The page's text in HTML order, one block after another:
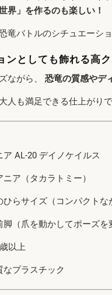
界」を作るのも楽しい！
竜バトルのシチュエーシ
ンとしても飾れる高
ながら、 恐竜の質感やデ
人も満足できる仕上がり
ア AL-20 デイノケイルス
ニア（タカラトミー）
ひらサイズ（コンパクトな
脚（爪を動かしてポーズを
以上
なプラスチック